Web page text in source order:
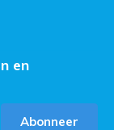
en
Abonneer